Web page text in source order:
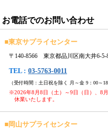
お電話でのお問い合わせ
■東京サプライセンター
〒140-8566 東京都品川区南大井6-5-
TEL : 03-5763-0011
（受付時間：土日祝を除く 月～金 9：00～18
※2026年8月8日（土）～9日（日）、8
休業いたします。
■岡山サプライセンター